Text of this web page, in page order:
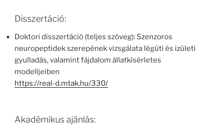
Disszertáció:
Doktori disszertáció (teljes szöveg): Szenzoros
neuropeptidek szerepének vizsgálata légúti és izületi
gyulladás, valamint fájdalom állatkísérletes
modelljeiben
https://real-d.mtak.hu/330/
Akadémikus ajánlás: